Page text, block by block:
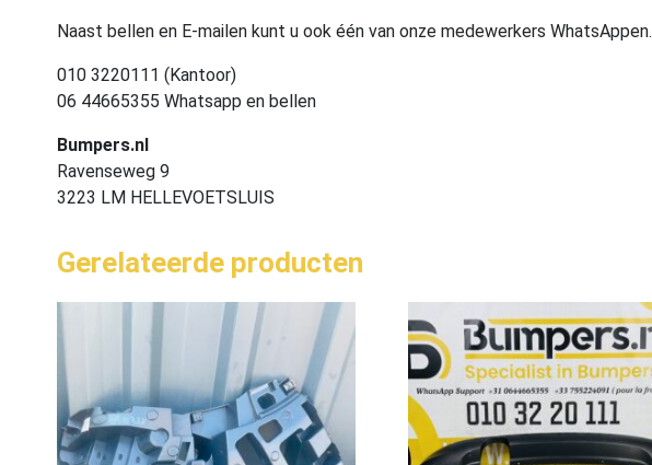
Naast bellen en E-mailen kunt u ook één van onze medewerkers WhatsAppen.
010 3220111 (Kantoor)
06 44665355 Whatsapp en bellen
Bumpers.nl
Ravenseweg 9
3223 LM HELLEVOETSLUIS
Gerelateerde producten